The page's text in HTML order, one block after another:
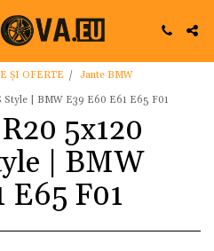
ȘI OFERTE
Jante BMW
Style | BMW E39 E60 E61 E65 F01
5x120
| BMW
E65 F01